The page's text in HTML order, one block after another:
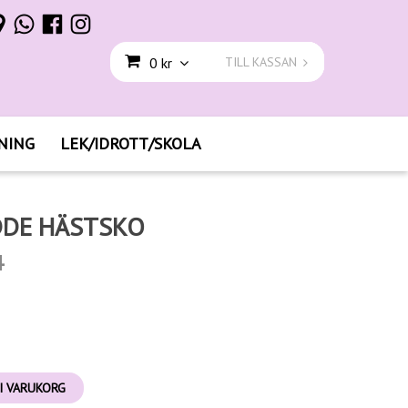
0 kr TILL KASSAN
LEK/IDROTT/SKOLA
HÄSTSKO
VARUKORG